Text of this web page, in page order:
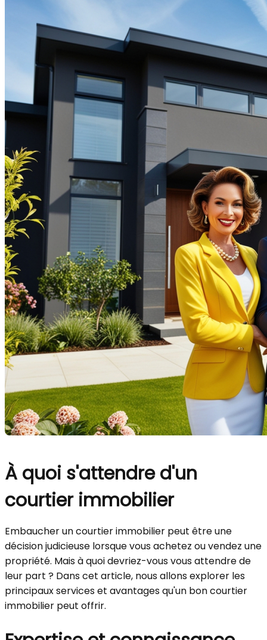
À quoi s'attendre d'un
courtier immobilier
Embaucher un courtier immobilier peut être une
décision judicieuse lorsque vous achetez ou vendez une
propriété. Mais à quoi devriez-vous vous attendre de
leur part ? Dans cet article, nous allons explorer les
principaux services et avantages qu'un bon courtier
immobilier peut offrir.